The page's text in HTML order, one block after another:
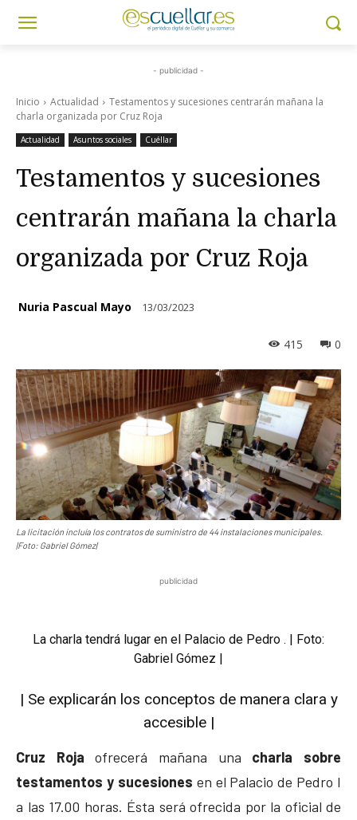
- publicidad -
Inicio Actualidad
Testamentos y sucesiones centrarán mañana la
charla organizada por Cruz Roja
Actualidad Asuntos sociales Cuéllar
Testamentos y sucesiones
centrarán mañana la charla
organizada por Cruz Roja
Nuria Pascual Mayo 13/03/2023
0
415
La licitación incluía los contratos de suministro de 44 instalaciones municipales.
|Foto: Gabriel Gómez|
publicidad
La charla tendrá lugar en el Palacio de Pedro . | Foto:
Gabriel Gómez |
| Se explicarán los conceptos de manera clara y
accesible |
Cruz Roja ofrecerá mañana una charla sobre
testamentos y sucesiones en el Palacio de Pedro I
a las 17.00 horas. Ésta será ofrecida por la oficial de